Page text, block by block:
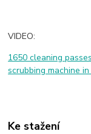
VIDEO:
1650 cleaning
scrubbing machine
Ke stažení